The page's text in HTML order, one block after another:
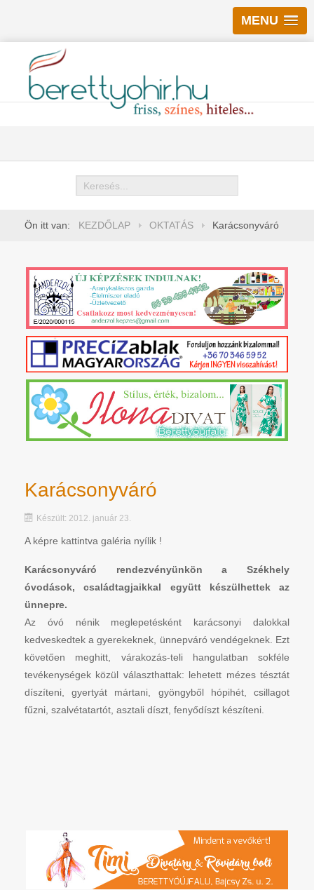
MENU
Keresés
Ön itt van: KEZDŐLAP OKTATÁS Karácsonyváró
Karácsonyváró
Készült: 2012. január 23.
A képre kattintva galéria nyílik !
Karácsonyváró rendezvényünkön a Székhely
óvodások, családtagjaikkal együtt készülhettek az
ünnepre.
Az óvó nénik meglepetésként karácsonyi dalokkal
kedveskedtek a gyerekeknek, ünnepváró vendégeknek. Ezt
követően meghitt, várakozás-teli hangulatban sokféle
tevékenységek közül választhattak: lehetett mézes tésztát
díszíteni, gyertyát mártani, gyöngyből hópihét, csillagot
fűzni, szalvétatartót, asztali díszt, fenyődíszt készíteni.